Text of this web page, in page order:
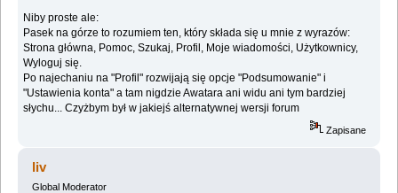
Niby proste ale:
Pasek na górze to rozumiem ten, który składa się u mnie z wyrazów:
Strona główna, Pomoc, Szukaj, Profil, Moje wiadomości, Użytkownicy,
Wyloguj się.
Po najechaniu na "Profil" rozwijają się opcje "Podsumowanie" i
"Ustawienia konta" a tam nigdzie Awatara ani widu ani tym bardziej
słychu... Czyżbym był w jakiejś alternatywnej wersji forum
Zapisane
liv
Global Moderator